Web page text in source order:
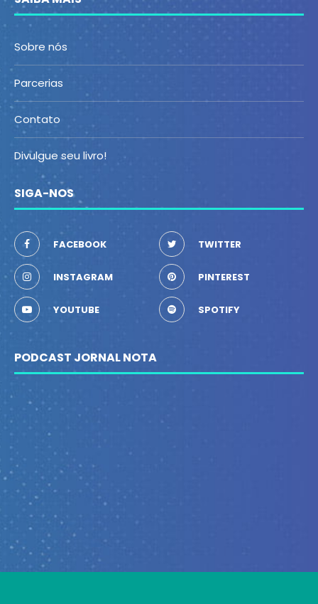
Sobre nós
Parcerias
Contato
Divulgue seu livro!
SIGA-NOS
FACEBOOK TWITTER
INSTAGRAM PINTEREST
YOUTUBE SPOTIFY
PODCAST JORNAL NOTA